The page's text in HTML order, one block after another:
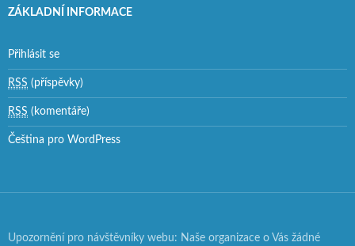
ZÁKLADNÍ INFORMACE
Přihlásit se
RSS (příspěvky)
RSS (komentáře)
Čeština pro WordPress
Upozornění pro návštěvníky webu: Naše organizace o Vás žádné